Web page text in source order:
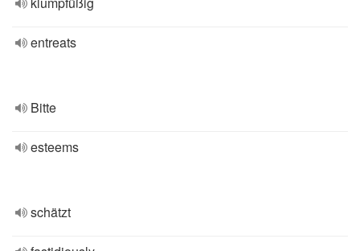
entreats
Bitte
esteems
schätzt